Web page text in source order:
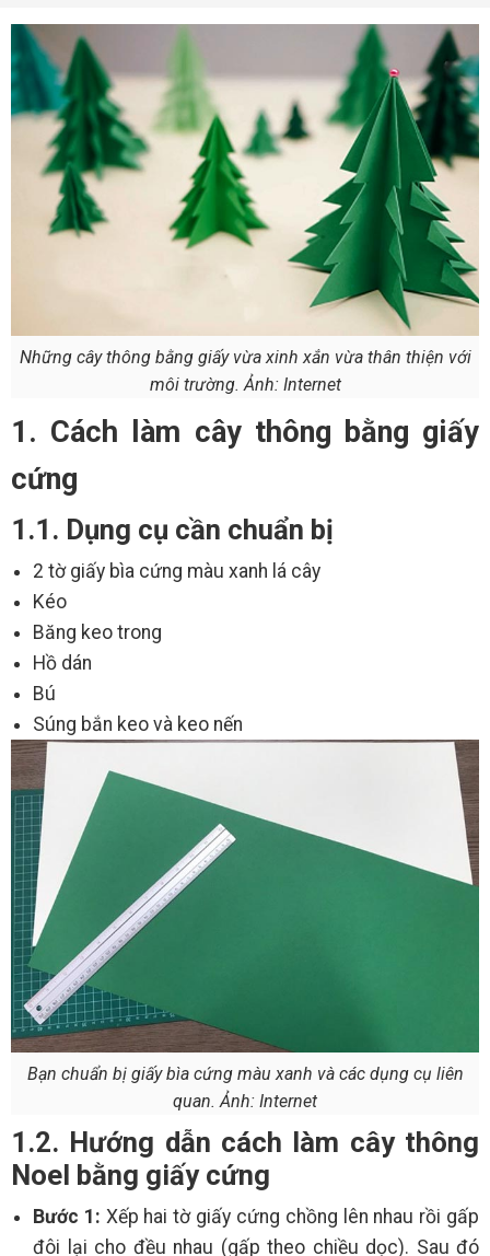
Những cây thông bằng giấy vừa xinh xắn vừa thân thiện với
môi trường. Ảnh: Internet
1. Cách làm cây thông bằng giấy
cứng
1.1. Dụng cụ cần chuẩn bị
2 tờ giấy bìa cứng màu xanh lá cây
Kéo
Băng keo trong
Hồ dán
Bú
Súng bắn keo và keo nến
Bạn chuẩn bị giấy bìa cứng màu xanh và các dụng cụ liên
quan. Ảnh: Internet
1.2. Hướng dẫn cách làm cây thông
Noel bằng giấy cứng
Bước 1: Xếp hai tờ giấy cứng chồng lên nhau rồi gấp
đôi lại cho đều nhau (gấp theo chiều dọc). Sau đó